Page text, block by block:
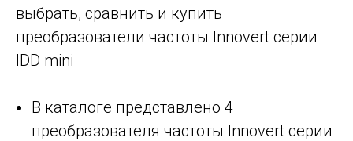
выбрать, сравнить и купить
преобразователи частоты Innovert серии
IDD mini
В каталоге представлено 4
преобразователя частоты Innovert серии